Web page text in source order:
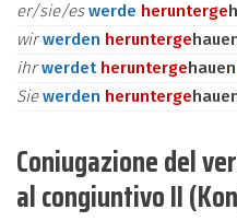
er/sie/eswerde herunterge
wirwerden herunterge
ihrwerdet heruntergehauen
Siewerden herunterge
Coniugazione del
al congiuntivo II